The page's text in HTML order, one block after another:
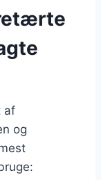
af
og